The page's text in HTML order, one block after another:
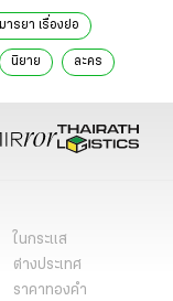
ารยา เรื่องย่อ
นิยาย ละคร
ในกระแส
ต่างประเทศ
ราคาทองคำ